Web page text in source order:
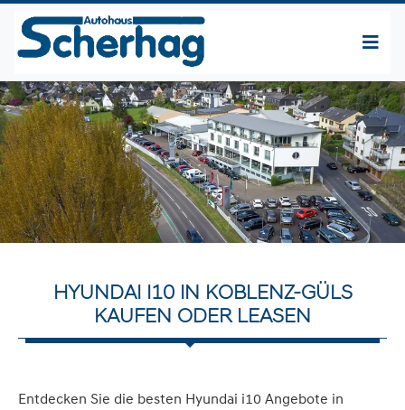
HYUNDAI I10 IN KOBLENZ-GÜLS
KAUFEN ODER LEASEN
Entdecken Sie die besten Hyundai i10 Angebote in